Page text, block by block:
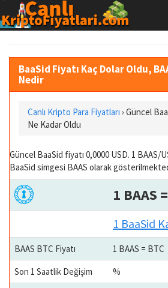
BaaSid Fiyatı Kaç Dolar Oldu,
Nedir
Canlı Kripto Para Fiyatları › Güncel
Ne Kadar Oldu
Güncel BaaSid fiyatı 0,0000 USD. 1 BAAS/
BaaSid simgesi BAAS olarak
1 BAAS
1 BaaSid
BAAS BTC Fiyatı
1 BAAS = BTC
Son 1 Saatlik Değişim
%